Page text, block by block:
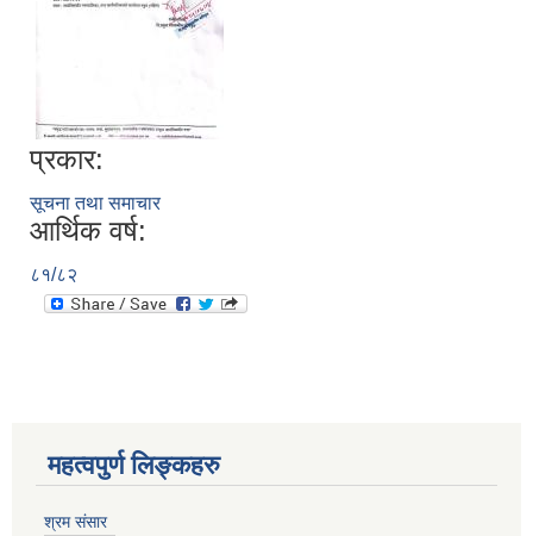
प्रकार:
सूचना तथा समाचार
आर्थिक वर्ष:
८१/८२
महत्वपुर्ण लिङ्कहरु
श्रम संसार